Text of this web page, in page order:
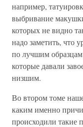
например,
выбривание
которых не видно
надо заметить, что
по лучшим
которые давали
низшим.
Во втором томе
каким именно
происходили такие